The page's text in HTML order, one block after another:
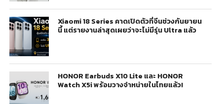
Xiaomi 18 Series คาดเปิดตัวที่จีนช่วงกันยายน
นี้ แต่รายงานล่าสุดเผยว่าจะไม่มีรุ่น Ultra แล้ว
HONOR Earbuds X10 Lite และ HONOR
Watch X5i พร้อมวางจำหน่ายในไทยแล้ว!